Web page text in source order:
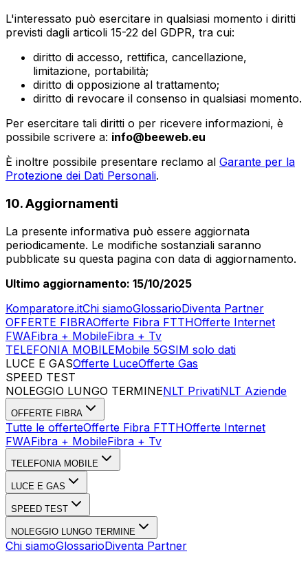
L'interessato può esercitare in qualsiasi momento i diritti
previsti dagli articoli 15-22 del GDPR, tra cui:
diritto di accesso, rettifica, cancellazione,
limitazione, portabilità;
diritto di opposizione al trattamento;
diritto di revocare il consenso in qualsiasi momento.
Per esercitare tali diritti o per ricevere informazioni, è
possibile scrivere a: info@beeweb.eu
È inoltre possibile presentare reclamo al Garante per la
Protezione dei Dati Personali.
10. Aggiornamenti
La presente informativa può essere aggiornata
periodicamente. Le modifiche sostanziali saranno
pubblicate su questa pagina con data di aggiornamento.
Ultimo aggiornamento: 15/10/2025
Komparatore.itChi siamoGlossarioDiventa Partner
OFFERTE FIBRAOfferte Fibra FTTHOfferte Internet
FWAFibra + MobileFibra + Tv
TELEFONIA MOBILEMobile 5GSIM solo dati
LUCE E GASOfferte LuceOfferte Gas
SPEED TEST
NOLEGGIO LUNGO TERMINENLT PrivatiNLT Aziende
OFFERTE FIBRA
Tutte le offerteOfferte Fibra FTTHOfferte Internet
FWAFibra + MobileFibra + Tv
TELEFONIA MOBILE
LUCE E GAS
SPEED TEST
NOLEGGIO LUNGO TERMINE
Chi siamoGlossarioDiventa Partner